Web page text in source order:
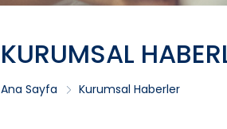
KURUMSAL
Ana Sayfa Kurumsal Haberler